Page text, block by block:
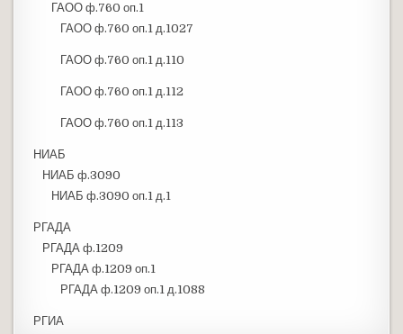
ГАОО ф.760 оп.1
ГАОО ф.760 оп.1 д.1027
ГАОО ф.760 оп.1 д.110
ГАОО ф.760 оп.1 д.112
ГАОО ф.760 оп.1 д.113
НИАБ
НИАБ ф.3090
НИАБ ф.3090 оп.1 д.1
РГАДА
РГАДА ф.1209
РГАДА ф.1209 оп.1
РГАДА ф.1209 оп.1 д.1088
РГИА